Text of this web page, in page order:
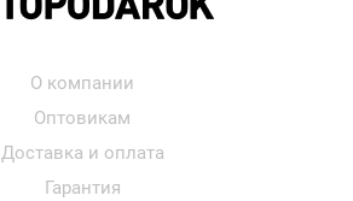
О компании
Оптовикам
Доставка и оплата
Гарантия